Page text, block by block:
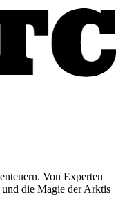
Von Experten
und die Magie der Arktis